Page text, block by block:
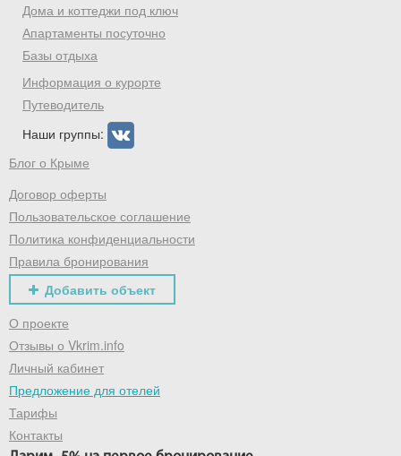
Дома и коттеджи под ключ
Апартаменты посуточно
Базы отдыха
Информация о курорте
Путеводитель
Наши группы:
Блог о Крыме
Договор оферты
Пользовательское соглашение
Политика конфиденциальности
Правила бронирования
Добавить объект
О проекте
Отзывы о Vkrim.info
Личный кабинет
Предложение для отелей
Тарифы
Контакты